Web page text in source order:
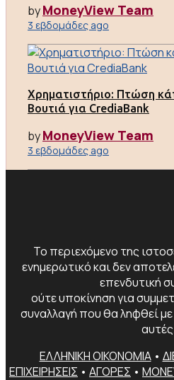
byMoneyView Team
3 εβδομάδες ago
Χρηματιστήριο: Πτώση
Βουτιά για CrediaBank
byMoneyView Team
3 εβδομάδες ago
Το περιεχόμενο της
ενημερωτικό και δεν
επενδυτική
ούτε υποκίνηση για
συναλλαγή που θα ληφθεί
ΕΛΛΗΝΙΚΗ ΟΙΚΟΝΟΜΙΑ•
ΕΠΙΧΕΙΡΗΣΕΙΣ • ΑΓΟΡΕΣ •